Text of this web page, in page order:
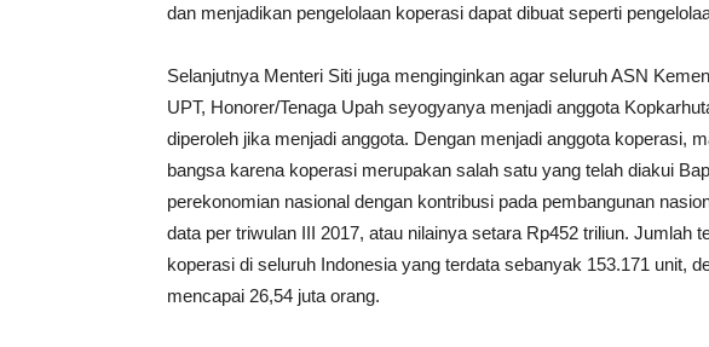
dan menjadikan pengelolaan koperasi dapat dibuat seperti
Selanjutnya Menteri Siti juga menginginkan agar seluruh ASN
UPT, Honorer/Tenaga Upah seyogyanya menjadi anggota
diperoleh jika menjadi anggota. Dengan menjadi anggota koperasi,
bangsa karena koperasi merupakan salah satu yang telah diakui
perekonomian nasional dengan kontribusi pada pembangunan
data per triwulan III 2017, atau nilainya setara Rp452 triliun. Jumlah
koperasi di seluruh Indonesia yang terdata sebanyak 153.171 unit,
mencapai 26,54 juta orang.